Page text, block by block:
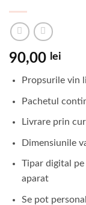
90,00 lei
Propsurile vin
Pachetul
Livrare prin
Dimensiunile
Tipar digital
aparat
Se pot